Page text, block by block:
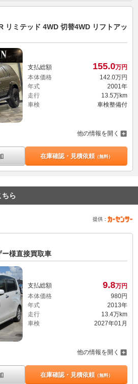
リミテッド 4WD 切替4WD リフトアッ
支払総額 155.0万円
本体価格
142.0万円
年式
2001年
走行
13.5万km
車検
車検整備付
他の情報を開く
在庫確認・見積依頼（無料）
ちら
提供：
様直接買取車
支払総額 9.8万円
本体価格
980円
年式
2013年
走行
13.4万km
車検
2027年01月
他の情報を開く
在庫確認・見積依頼（無料）